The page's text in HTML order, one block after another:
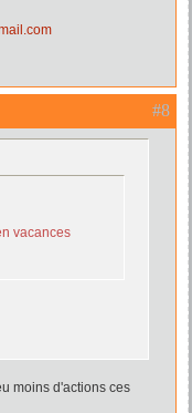
#8
vacances
moins d'actions ces